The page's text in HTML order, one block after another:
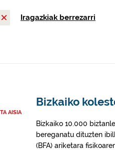
Iragazkiak berrezarri
AISIA
Bizkaiko
Bizkaiko 10.000
bereganatu dituzten
(BFA) ariketara